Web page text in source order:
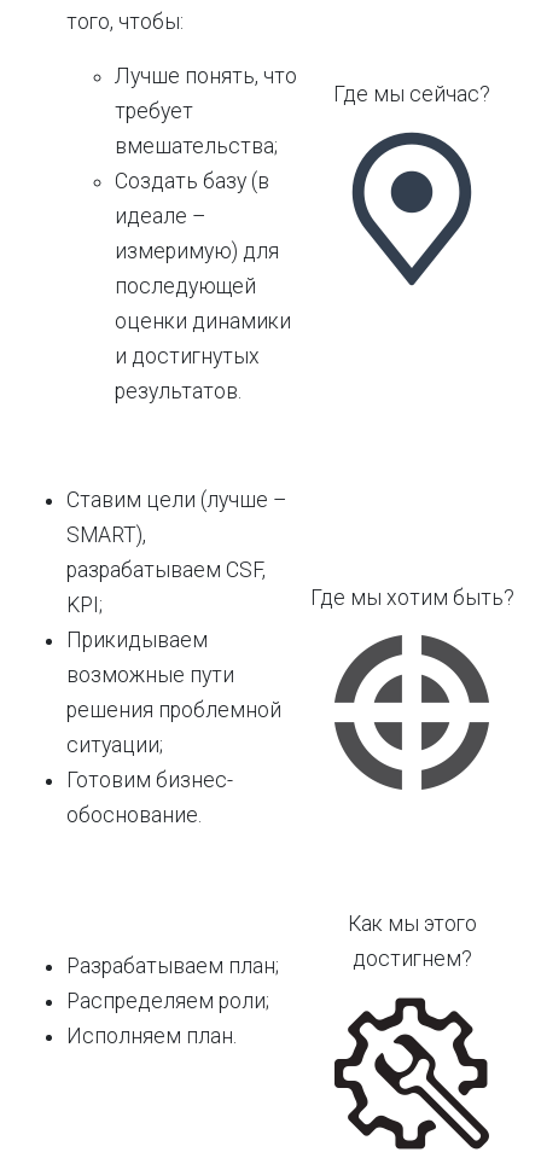
того, чтобы:
Лучше понять, что
требует
вмешательства;
Создать базу (в
идеале –
измеримую) для
последующей
оценки динамики
и достигнутых
результатов.
Где мы сейчас?
Ставим цели (лучше –
SMART),
разрабатываем CSF,
KPI;
Прикидываем
возможные пути
решения проблемной
ситуации;
Готовим бизнес-
обоснование.
Где мы хотим быть?
Разрабатываем план;
Распределяем роли;
Исполняем план.
Как мы этого
достигнем?